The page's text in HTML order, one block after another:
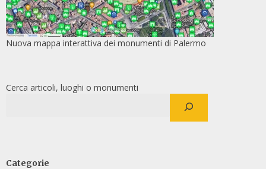
Nuova mappa interattiva dei monumenti di Palermo
Cerca articoli, luoghi o monumenti
Categorie